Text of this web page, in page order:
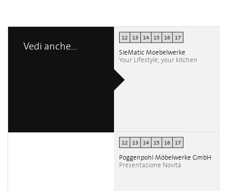
Vedi anche...
12 13 14 15 16 17
SieMatic Moebelwerke
Your Lifestyle, your kitchen
12 13 14 15 16 17
Poggenpohl Möbelwerke GmbH
Presentazione Novitá